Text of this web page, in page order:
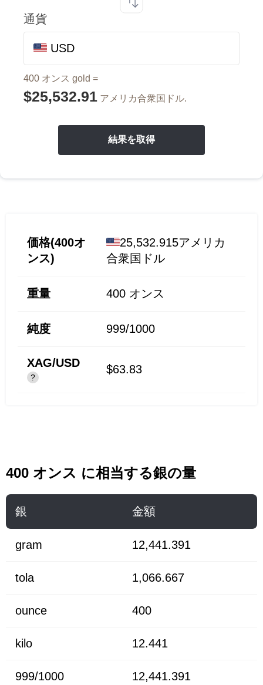
通貨
USD
400 オンス gold =
$25,532.91 アメリカ合衆国ドル.
結果を取得
価格(400オ
ンス)
25,532.915アメリカ
合衆国ドル
重量 400 オンス
純度 999/1000
XAG/USD
?
$63.83
400 オンス に相当する銀の量
銀 金額
gram 12,441.391
tola 1,066.667
ounce 400
kilo 12.441
999/1000 12,441.391